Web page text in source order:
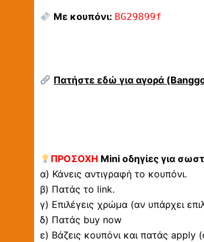
Με κουπόνι: BG29899f
Πατήστε εδώ για αγορά
ΠΡΟΣΟΧΗ Mini οδηγίες για
α) Κάνεις αντιγραφή το κουπόνι.
β) Πατάς το link.
γ) Επιλέγεις χρώμα (αν υπάρχει
δ) Πατάς buy now
ε) Βάζεις κουπόνι και πατάς apply